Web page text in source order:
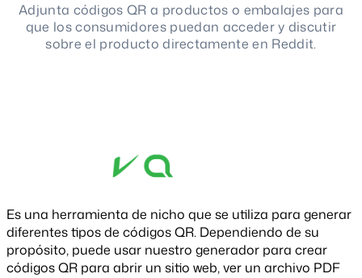
Adjunta códigos QR a productos o embalajes para
que los consumidores puedan acceder y discutir
sobre el producto directamente en Reddit.
Es una herramienta de nicho que se utiliza para generar
diferentes tipos de códigos QR. Dependiendo de su
propósito, puede usar nuestro generador para crear
códigos QR para abrir un sitio web, ver un archivo PDF